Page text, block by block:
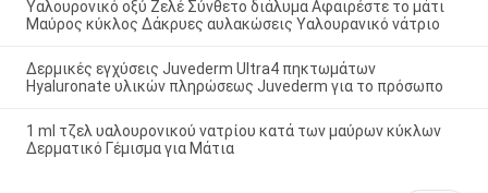
Υαλουρονικό οξύ Ζελέ Σύνθετο διάλυμα Αφαιρέστε το μάτι
Μαύρος κύκλος Δάκρυες αυλακώσεις Υαλουρανικό νάτριο
Δερμικές εγχύσεις Juvederm Ultra4 πηκτωμάτων
Hyaluronate υλικών πληρώσεως Juvederm για το πρόσωπο
1 ml τζελ υαλουρονικού νατρίου κατά των μαύρων κύκλων
Δερματικό Γέμισμα για Μάτια